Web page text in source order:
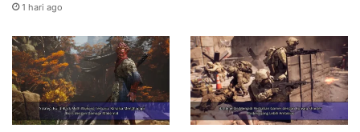
1 hari ago